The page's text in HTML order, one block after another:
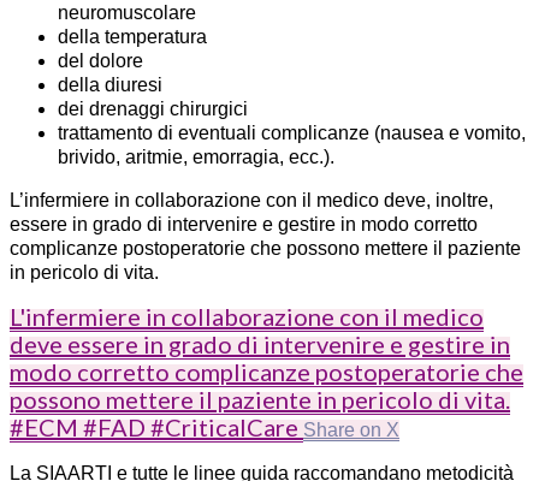
neuromuscolare
della temperatura
del dolore
della diuresi
dei drenaggi chirurgici
trattamento di eventuali complicanze (nausea e vomito,
brivido, aritmie, emorragia, ecc.).
L’infermiere in collaborazione con il medico deve, inoltre,
essere in grado di intervenire e gestire in modo corretto
complicanze postoperatorie che possono mettere il paziente
in pericolo di vita.
L'infermiere in collaborazione con il medico
deve essere in grado di intervenire e gestire in
modo corretto complicanze postoperatorie che
possono mettere il paziente in pericolo di vita.
#ECM #FAD #CriticalCare Share on X
La SIAARTI e tutte le linee guida raccomandano metodicità